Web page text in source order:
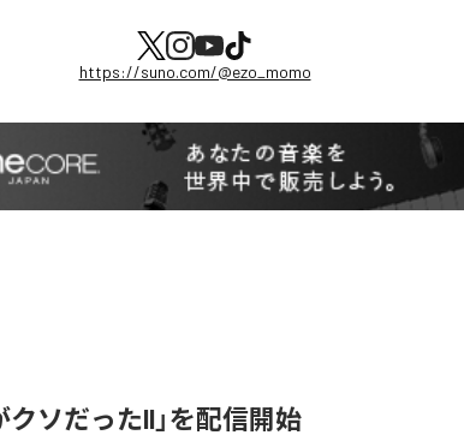
https://suno.com/@ezo_momo
クソだったII」を配信開始